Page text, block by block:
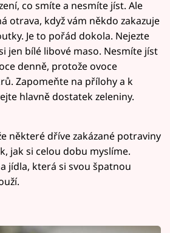
co smíte a nesmíte jíst. Ale
otrava, když vám někdo zakazuje
Je to pořád dokola. Nejezte
jen bílé libové maso. Nesmíte jíst
denně, protože ovoce
Zapomeňte na přílohy a k
hlavně dostatek zeleniny.
některé dříve zakázané potraviny
jak si celou dobu myslíme.
jídla, která si svou špatnou